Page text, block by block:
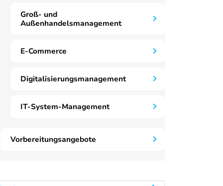
Groß- und
Außenhandelsmanagement
E-Commerce
Digitalisierungsmanagement
IT-System-Management
Vorbereitungsangebote